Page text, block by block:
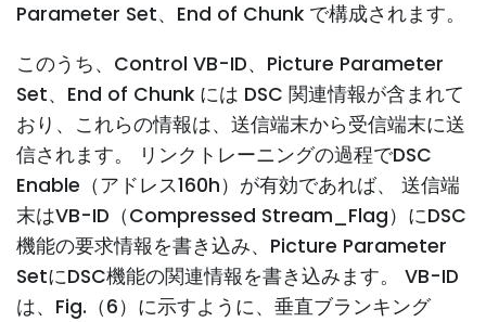
Parameter Set、End of Chunk で構成されます。
このうち、Control VB-ID、Picture Parameter
Set、End of Chunk には DSC 関連情報が含まれて
おり、これらの情報は、送信端末から受信端末に送
信されます。 リンクトレーニングの過程でDSC
Enable（アドレス160h）が有効であれば、 送信端
末はVB-ID（Compressed Stream_Flag）にDSC
機能の要求情報を書き込み、Picture Parameter
SetにDSC機能の関連情報を書き込みます。 VB-ID
は、Fig.（6）に示すように、垂直ブランキング